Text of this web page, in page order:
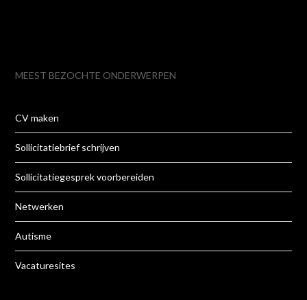
MEEST BEZOCHTE ONDERWERPEN
CV maken
Sollicitatiebrief schrijven
Sollicitatiegesprek voorbereiden
Netwerken
Autisme
Vacaturesites